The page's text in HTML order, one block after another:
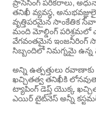
ప్రాసెసింగ్ పరికరాలు,
తనిఖీ వ్యవస్థ,
వృత్తిపరమైన సాంకేతిక
మంది మోల్డింగ్ పరిశ్రమలో
వేగవంతమైన ఇంజనీరింగ్
సిబ్బందిలో నిమగ్నమై ఉన్న
అన్ని ఉత్పత్తులు
ఖచ్చితత్వ తనిఖీకి
ట్యాపింగ్ డెప్త్ యొక్క
ఎయిర్ టైట్‌నెస్ అన్నీ